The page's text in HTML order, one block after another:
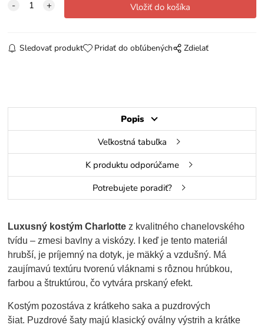
Sledovať produkt Pridať do obľúbených Zdielať
Popis
Veľkostná tabuľka
K produktu odporúčame
Potrebujete poradiť?
Luxusný kostým Charlotte z kvalitného chanelovského
tvídu – zmesi bavlny a viskózy. I keď je tento materiál
hrubší, je príjemný na dotyk, je mäkký a vzdušný. Má
zaujímavú textúru tvorenú vláknami s rôznou hrúbkou,
farbou a štruktúrou, čo vytvára prskaný efekt.
Kostým pozostáva z krátkeho saka a puzdrových
šiat. Puzdrové šaty majú klasický oválny výstrih a krátke